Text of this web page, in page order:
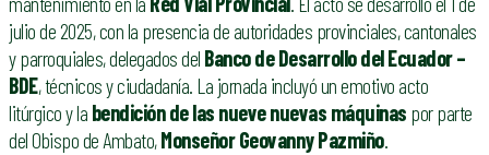
julio de 2025, con la presencia de autoridades provinciales, cantonales
y parroquiales, delegados del Banco de Desarrollo del Ecuador –
BDE, técnicos y ciudadanía. La jornada incluyó un emotivo acto
litúrgico y la bendición de las nueve nuevas máquinas por parte
del Obispo de Ambato,Monseñor Geovanny Pazmiño.